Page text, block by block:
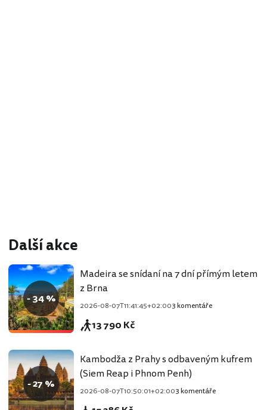
Další akce
- 34 %
Madeira se snídaní na 7 dní přímým letem
z Brna
2026-08-07T11:41:45+02:003 komentáře
13 790 Kč
- 27 %
Kambodža z Prahy s odbaveným kufrem
(Siem Reap i Phnom Penh)
2026-08-07T10:50:01+02:003 komentáře